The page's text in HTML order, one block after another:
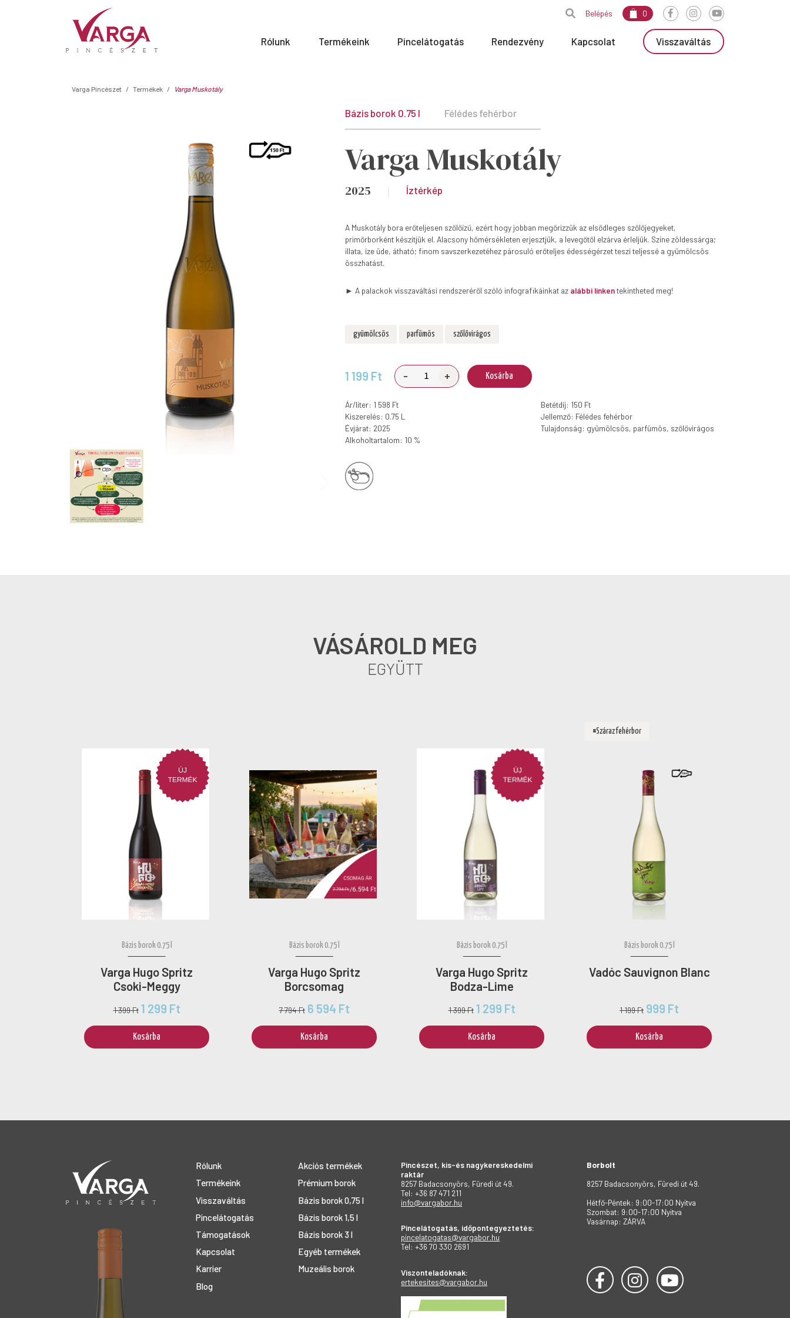
Rólunk Termékeink Pincelátogatás Rendezvény Kapcsolat Visszaváltás
Belépés 0
Varga Pincészet Termékek Varga Muskotály
Bázis borok 0.75 l Félédes fehérbor
Varga Muskotály
2025 Íztérkép
A Muskotály bora erőteljesen szőlőízű, ezért hogy jobban megőrizzük az elsődleges szőlőjegyeket,
primőrborként készítjük el. Alacsony hőmérsékleten erjesztjük, a levegőtől elzárva érleljük. Színe zöldessárga;
illata, íze üde, átható; finom savszerkezetéhez párosuló erőteljes édességérzet teszi teljessé a gyümölcsös
összhatást.
► A palackok visszaváltási rendszeréről szóló infografikáinkat az alábbi linkentekintheted meg!
gyümölcsös parfümös szőlővirágos
1 199 Ft - + Kosárba
Ár/liter: 1 598 Ft
Betétdíj: 150 Ft
Kiszerelés: 0.75 L
Jellemző: Félédes fehérbor
Évjárat: 2025
Tulajdonság: gyümölcsös, parfümös, szőlővirágos
Alkoholtartalom: 10 %
VÁSÁROLD MEG
EGYÜTT
Bázis borok 0.75 l
Varga Hugo Spritz
Csoki-Meggy
1 399 Ft 1 299 Ft
Kosárba
Bázis borok 0.75 l
Varga Hugo Spritz
Borcsomag
7 794 Ft 6 594 Ft
Kosárba
Bázis borok 0.75 l
Varga Hugo Spritz
Bodza-Lime
1 399 Ft 1 299 Ft
Kosárba
Bázis borok 0.75 l
Vadóc Sauvignon Blanc
1 199 Ft 999 Ft
Kosárba
#Száraz fehérbor
Rólunk
Termékeink
Visszaváltás
Pincelátogatás
Támogatások
Kapcsolat
Karrier
Blog
Akciós termékek
Prémium borok
Bázis borok 0,75 l
Bázis borok 1,5 l
Bázis borok 3 l
Egyéb termékek
Muzeális borok
Pincészet, kis-és nagykereskedelmi
raktár
8257 Badacsonyörs, Füredi út 49.
Tel: +36 87 471 211
info@vargabor.hu
Pincelátogatás, időpontegyeztetés:
pincelatogatas@vargabor.hu
Tel: +36 70 330 2691
Viszonteladóknak:
ertekesites@vargabor.hu
Borbolt
8257 Badacsonyörs, Füredi út 49.
Hétfő-Péntek: 9:00-17:00 Nyitva
Szombat: 9:00-17:00 Nyitva
Vasárnap: ZÁRVA